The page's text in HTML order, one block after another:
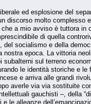
ed esplosione del
discorso molto complesso
a mio avviso è tuttora in
di quella
del socialismo e della
nostra epoca. La vittoria
subalterni sul terreno
le identità storiche e
e arriva alle grandi
averle via via sostituite
gauchisti –, della
e le alleanze